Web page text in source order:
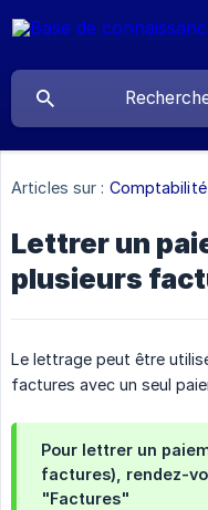
Articles sur :
Lettrer un
plusieurs
Le lettrage peut être
factures avec un seul
Pour lettrer un
factures), rendez-
"Factures"